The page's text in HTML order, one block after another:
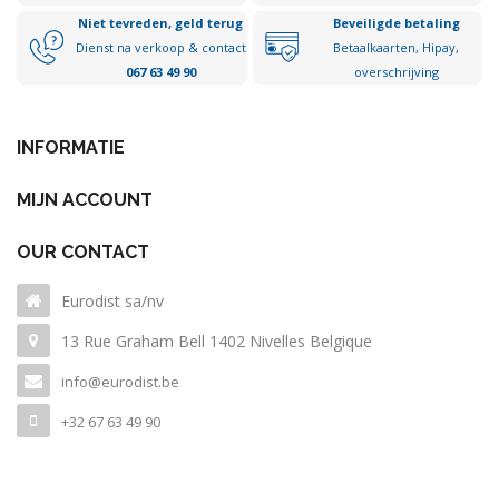
Niet tevreden, geld terug
Dienst na verkoop & contact
067 63 49 90
Beveiligde betaling
Betaalkaarten, Hipay,
overschrijving
INFORMATIE
MIJN ACCOUNT
OUR CONTACT
Eurodist sa/nv
13 Rue Graham Bell 1402 Nivelles Belgique
info@eurodist.be
+32 67 63 49 90